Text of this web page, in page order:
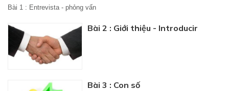
Bài 1 : Entrevista - phỏng vấn
Bài 2 : Giới thiệu - Introducir
Bài 3 : Con số